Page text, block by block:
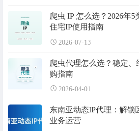
爬虫 IP 怎么选？2026年
住宅IP使用指南
2026-07-13
爬虫代理怎么选？稳定、
购指南
2026-04-01
东南亚动态IP代理：解锁
业务运营